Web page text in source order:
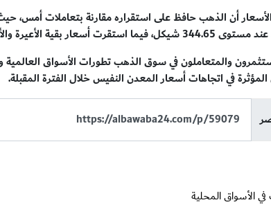
أسعار بقية الأعيرة والأونصة دون أي تغيير.
والمتعاملون في سوق الذهب تطورات الأسواق العالمية
المؤثرة في اتجاهات أسعار المعدن النفيس خلال الفترة المقبلة.
الأسواق المحلية